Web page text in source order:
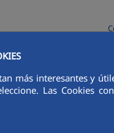
más interesantes y
Las Cookies